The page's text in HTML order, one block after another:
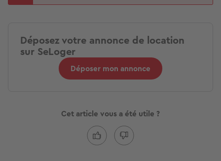
Déposez votre annonce de location
sur SeLoger
Déposer mon annonce
Cet article vous a été utile ?